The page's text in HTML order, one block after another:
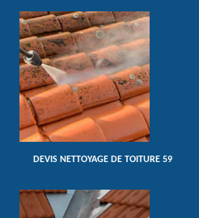
DEVIS NETTOYAGE DE TOITURE 59